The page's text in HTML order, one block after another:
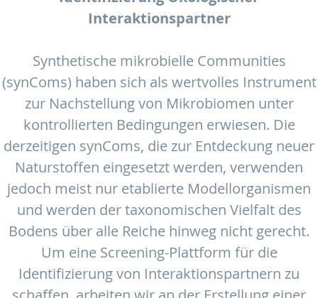
Interaktionspartner
Synthetische mikrobielle Communities
(synComs) haben sich als wertvolles Instrument
zur Nachstellung von Mikrobiomen unter
kontrollierten Bedingungen erwiesen. Die
derzeitigen synComs, die zur Entdeckung neuer
Naturstoffen eingesetzt werden, verwenden
jedoch meist nur etablierte Modellorganismen
und werden der taxonomischen Vielfalt des
Bodens über alle Reiche hinweg nicht gerecht.
Um eine Screening-Plattform für die
Identifizierung von Interaktionspartnern zu